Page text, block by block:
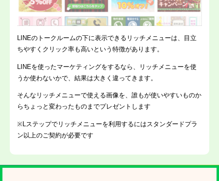
LINEのトークルームの下に表示できるリッチメニューは、目立
ちやすくクリック率も高いという特徴があります。
LINEを使ったマーケティングをするなら、リッチメニューを使
うか使わないかで、結果は大きく違ってきます。
そんなリッチメニューで使える画像を、誰もが使いやすいものか
らちょっと変わったものまでプレゼントします
※Lステップでリッチメニューを利用するにはスタンダードプラ
ン以上のご契約が必要です